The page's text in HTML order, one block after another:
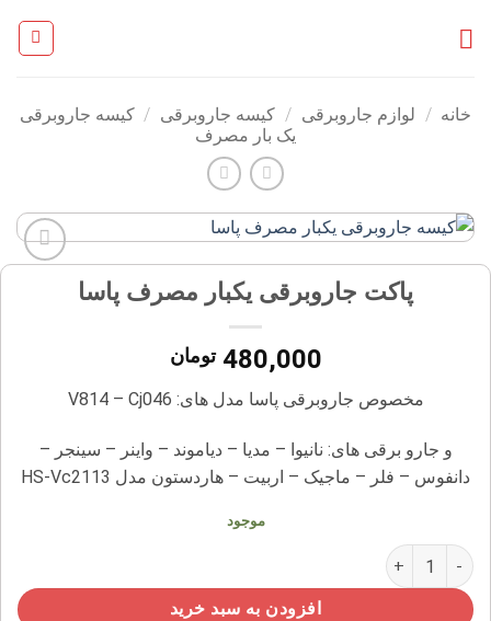
خانه / لوازم جاروبرقی / کیسه جاروبرقی / کیسه جاروبرقی
یک بار مصرف
پاکت جاروبرقی یکبار مصرف پاسا
480,000 تومان
مخصوص جاروبرقی پاسا مدل های: V814 – Cj046
و جارو برقی های: نانیوا – مدیا – دیاموند – واینر – سینجر –
دانفوس – فلر – ماجیک – اربیت – هاردستون مدل HS-Vc2113
موجود
پاکت جاروبرقی یکبار مصرف پاسا عدد
افزودن به سبد خرید